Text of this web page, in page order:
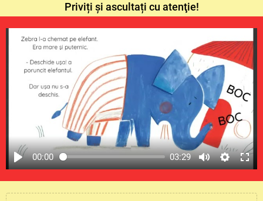
Priviți şi ascultați cu atenţie!
00:00 03:29